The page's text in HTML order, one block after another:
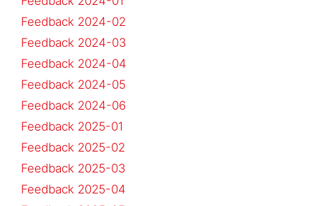
Feedback 2024-02
Feedback 2024-03
Feedback 2024-04
Feedback 2024-05
Feedback 2024-06
Feedback 2025-01
Feedback 2025-02
Feedback 2025-03
Feedback 2025-04